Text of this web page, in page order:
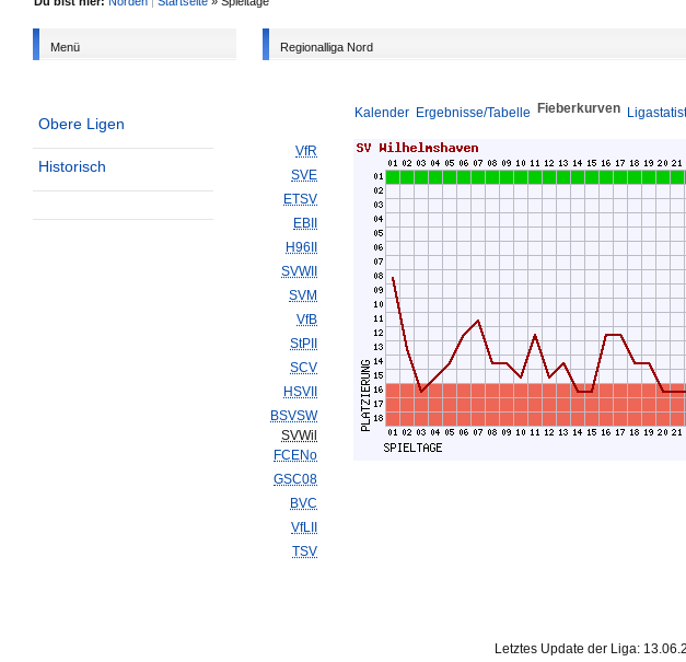
Menü
Obere Ligen
Historisch
Regionalliga Nord
Kalender Ergebnisse/Tabelle Fieberkurven
VfR
SVE
ETSV
EBII
H96II
SVWII
SVM
VfB
StPII
SCV
HSVII
BSVSW
SVWil
FCENo
GSC08
BVC
VfLII
TSV
Letztes Update der Liga: